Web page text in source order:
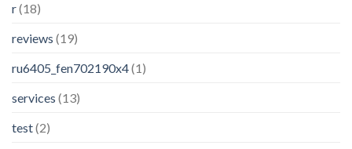
r(18)
reviews (19)
ru6405_fen702190x4(1)
services (13)
test(2)